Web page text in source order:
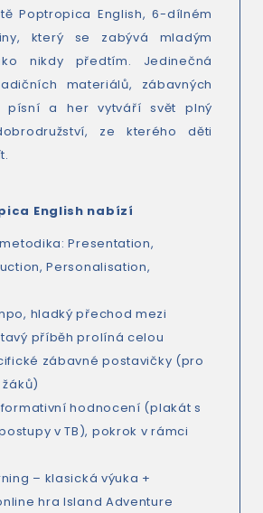
Poptropica English, 6-dílném
který se zabývá mladým
nikdy předtím. Jedinečná
materiálů, zábavných
písní a her vytváří svět plný
ze kterého děti
English nabízí
Presentation,
Personalisation,
hladký přechod mezi
příběh prolíná celou
zábavné postavičky (pro
hodnocení (plakát s
v TB), pokrok v rámci
– klasická výuka +
hra Island Adventure